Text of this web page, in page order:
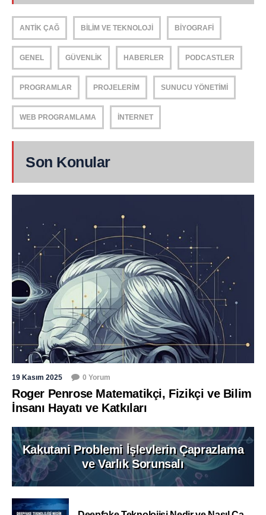
ANTIK ÇAĞ BILIM VE TEKNOLOJI BIYOGRAFI
GENEL GÜVENLIK HABERLER PODCASTLER
PROGRAMLAR PROJELERIM SUNUCU YÖNETIMI
WEB PROGRAMLAMA İNTERNET
Son Konular
19 Kasım 2025 0 Yorum
Roger Penrose Matematikçi, Fizikçi ve Bilim
İnsanı Hayatı ve Katkıları
Kakutani Problemi İşlevlerin Çaprazlama
ve Varlık Sorunsalı